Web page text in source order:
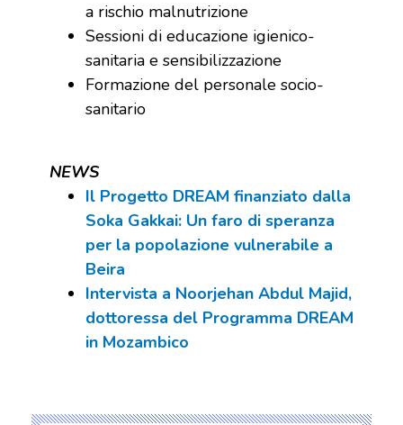
a rischio malnutrizione
Sessioni di educazione igienico-
sanitaria e sensibilizzazione
Formazione del personale socio-
sanitario
NEWS
Il Progetto DREAM finanziato dalla
Soka Gakkai: Un faro di speranza
per la popolazione vulnerabile a
Beira
Intervista a Noorjehan Abdul Majid,
dottoressa del Programma DREAM
in Mozambico